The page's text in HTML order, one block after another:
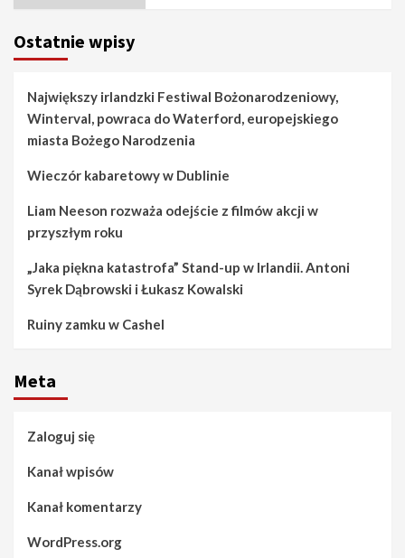
Ostatnie wpisy
Największy irlandzki Festiwal Bożonarodzeniowy,
Winterval, powraca do Waterford, europejskiego
miasta Bożego Narodzenia
Wieczór kabaretowy w Dublinie
Liam Neeson rozważa odejście z filmów akcji w
przyszłym roku
„Jaka piękna katastrofa” Stand-up w Irlandii. Antoni
Syrek Dąbrowski i Łukasz Kowalski
Ruiny zamku w Cashel
Meta
Zaloguj się
Kanał wpisów
Kanał komentarzy
WordPress.org